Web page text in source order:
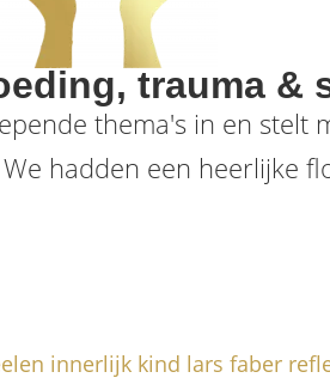
trauma &
thema's in en stelt
hadden een heerlijke
innerlijk kind lars faber